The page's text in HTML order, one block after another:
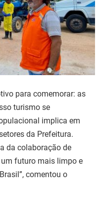
para comemorar: as
turismo se
implica em
da Prefeitura.
da colaboração de
futuro mais limpo e
comentou o